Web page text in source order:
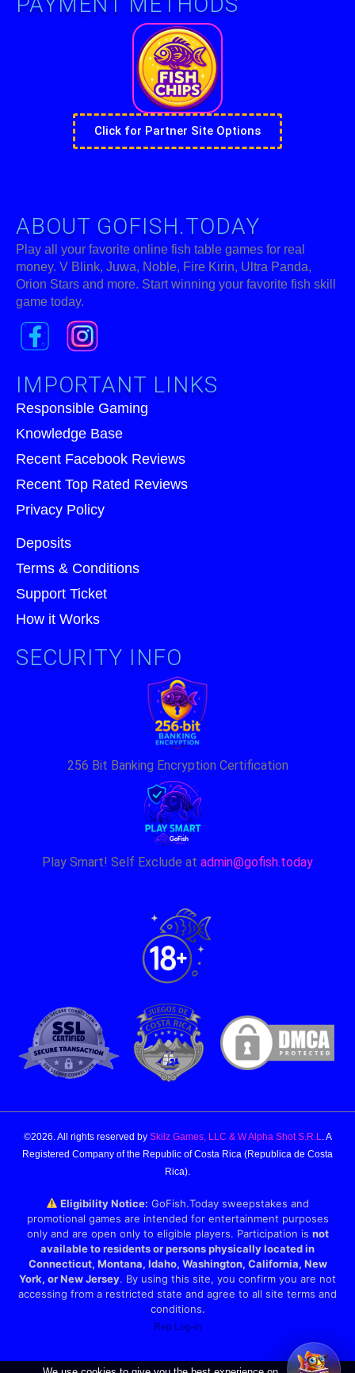
Click for Partner Site Options
ABOUT GOFISH.TODAY
Play all your favorite online fish table games for real
money. V Blink, Juwa, Noble, Fire Kirin, Ultra Panda,
Orion Stars and more. Start winning your favorite fish skill
game today.
IMPORTANT LINKS
Responsible Gaming
Knowledge Base
Recent Facebook Reviews
Recent Top Rated Reviews
Privacy Policy
Deposits
Terms & Conditions
Support Ticket
How it Works
SECURITY INFO
256 Bit Banking Encryption Certification
Play Smart! Self Exclude at admin@gofish.today
©2026. All rights reserved by Skilz Games, LLC & W Alpha Shot S.R.L. A
Registered Company of the Republic of Costa Rica (Republica de Costa
Rica).
Eligibility Notice: GoFish.Today sweepstakes and
promotional games are intended for entertainment purposes
only and are open only to eligible players. Participation is not
available to residents or persons physically located in
Connecticut, Montana, Idaho, Washington, California, New
York, or New Jersey. By using this site, you confirm you are not
accessing from a restricted state and agree to all site terms and
conditions.
Rep Log-in